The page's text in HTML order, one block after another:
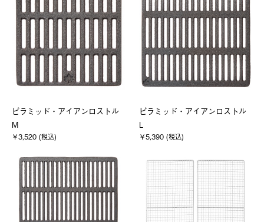
ピラミッド・アイアンロストル
M
￥3,520 (税込)
ピラミッド・アイアンロストル
L
￥5,390 (税込)